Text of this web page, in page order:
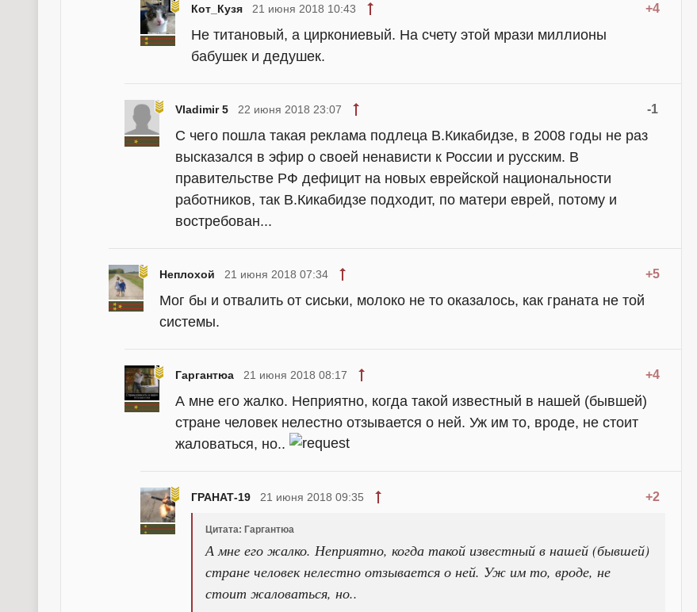
Кот_Кузя +4
21 июня 2018 10:43
Не титановый, а циркониевый. На счету этой мрази миллионы
бабушек и дедушек.
Vladimir 5 -1
22 июня 2018 23:07
С чего пошла такая реклама подлеца В.Кикабидзе, в 2008 годы не раз
высказался в эфир о своей ненависти к России и русским. В
правительстве РФ дефицит на новых еврейской национальности
работников, так В.Кикабидзе подходит, по матери еврей, потому и
востребован...
Неплохой +5
21 июня 2018 07:34
Мог бы и отвалить от сиськи, молоко не то оказалось, как граната не той
системы.
Гаргантюа +4
21 июня 2018 08:17
А мне его жалко. Неприятно, когда такой известный в нашей (бывшей)
стране человек нелестно отзывается о ней. Уж им то, вроде, не стоит
жаловаться, но..
ГРАНАТ-19 +2
21 июня 2018 09:35
Цитата: Гаргантюа
А мне его жалко. Неприятно, когда такой известный в нашей (бывшей)
стране человек нелестно отзывается о ней. Уж им то, вроде, не
стоит жаловаться, но..